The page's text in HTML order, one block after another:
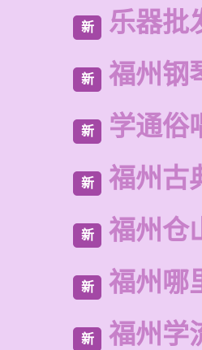
新 乐器批
新 福州钢
新 学通俗
新 福州古
新 福州仓
新 福州哪
新 福州学